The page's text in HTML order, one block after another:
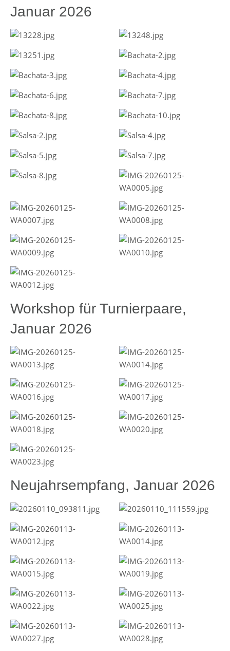
Januar 2026
Workshop für Turnierpaare,
Januar 2026
Neujahrsempfang, Januar 2026